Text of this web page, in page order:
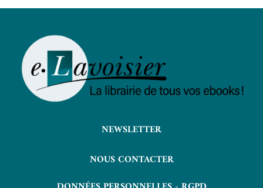
NEWSLETTER
NOUS CONTACTER